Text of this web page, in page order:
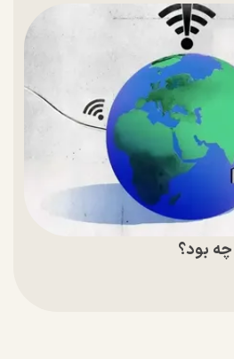
چه بود؟